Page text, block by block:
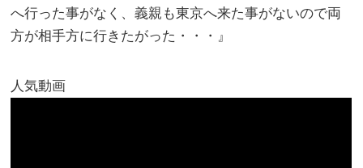
へ行った事がなく、義親も東京へ来た事がないので両
方が相手方に行きたがった・・・』
人気動画